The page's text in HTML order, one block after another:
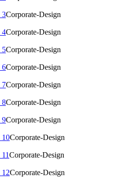
Corporate-Design
Corporate-Design
Corporate-Design
Corporate-Design
Corporate-Design
Corporate-Design
Corporate-Design
Corporate-Design
Corporate-Design
Corporate-Design